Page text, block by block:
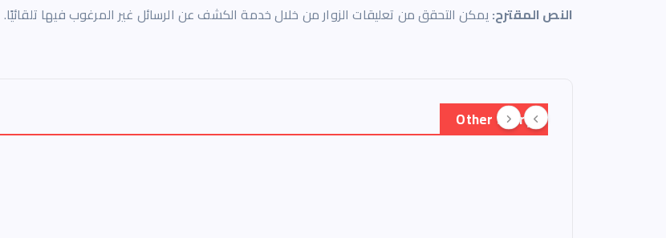
النص المقترح:يمكن التحقق من تعليقات الزوار من خلال خدمة الكشف عن الرسائل غير المرغوب فيها تلقائيًا.
Other Story